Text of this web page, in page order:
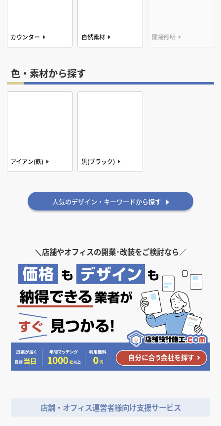
カウンター 自然素材 間接照明
色・素材から探す
アイアン(鉄) 黒(ブラック)
ストーン(石)
人気のデザイン・キーワードから探す
＼店舗やオフィスの開業･改装をご検討なら／